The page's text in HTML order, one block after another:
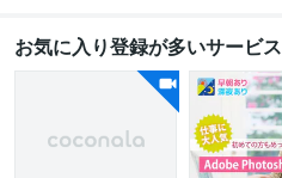
お気に入り登録が多いサービス